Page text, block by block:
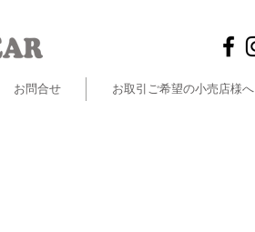
お問合せ お取引ご希望の小売店様へ